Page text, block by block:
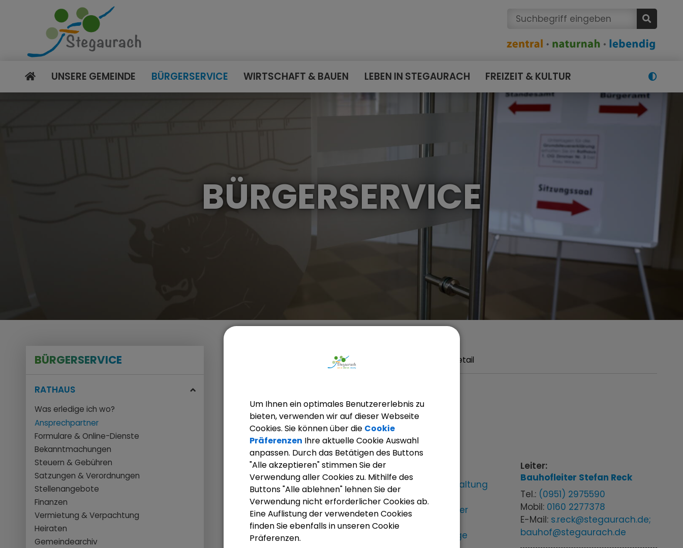
UNSERE GEMEINDE BÜRGERSERVICE WIRTSCHAFT & BAUEN LEBEN IN STEGAURACH FREIZEIT & KULTUR
BÜRGERSERVICE
BÜRGERSERVICE
RATHAUS
Was erledige ich wo?
Ansprechpartner
Formulare & Online-Dienste
Bekanntmachungen
Steuern & Gebühren
Satzungen & Verordnungen
Stellenangebote
Finanzen
Vermietung & Verpachtung
Heiraten
Gemeindearchiv
Rathaus Detail
ZURÜCK
Bauhof
Verwaltungsleistungen
Bestattungseinrichtungen; Herstellung und Unterhaltung
Öffentliche Grünflächen; Pflege
Öffentlicher Raum; Meldung eines Schadens bei der
Gemeinde
Straßen; Durchführung von Grün- und Gehölzpflege
Leiter:
Bauhofleiter Stefan Reck
Tel.: (0951) 2975590
Mobil: 0160 2277378
E-Mail: s.reck@stegaurach.de;
bauhof@stegaurach.de
Um Ihnen ein optimales Benutzererlebnis zu
bieten, verwenden wir auf dieser Webseite
Cookies. Sie können über die Cookie
Präferenzen Ihre aktuelle Cookie Auswahl
anpassen. Durch das Betätigen des Buttons
"Alle akzeptieren" stimmen Sie der
Verwendung aller Cookies zu. Mithilfe des
Buttons "Alle ablehnen" lehnen Sie der
Verwendung nicht erforderlicher Cookies ab.
Eine Auflistung der verwendeten Cookies
finden Sie ebenfalls in unseren Cookie
Präferenzen.